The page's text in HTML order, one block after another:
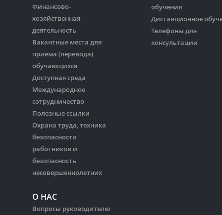
Финансово-
хозяйственная
деятельность
Вакантные места для
приема (перевода)
обучающихся
Доступная среда
Международное
сотрудничество
Полезные ссылки
Охрана труда, техника
безопасности
работников и
безопасность
несовершеннолетних
О НАС
Вопросы руководителю
обучения
Дистанционное
Телефоны для
консультации